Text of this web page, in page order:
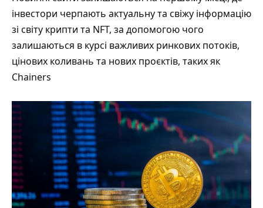
інвестори черпають актуальну та свіжу інформацію
зі світу крипти та NFT, за допомогою чого
залишаються в курсі важливих ринкових потоків,
цінових коливань та нових проєктів, таких як
Chainers